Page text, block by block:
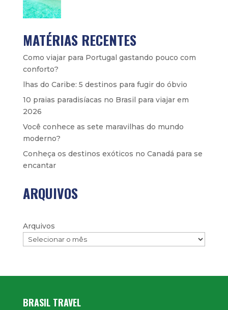
MATÉRIAS RECENTES
Como viajar para Portugal gastando pouco com
conforto?
lhas do Caribe: 5 destinos para fugir do óbvio
10 praias paradisíacas no Brasil para viajar em
2026
Você conhece as sete maravilhas do mundo
moderno?
Conheça os destinos exóticos no Canadá para se
encantar
ARQUIVOS
Arquivos
BRASIL TRAVEL